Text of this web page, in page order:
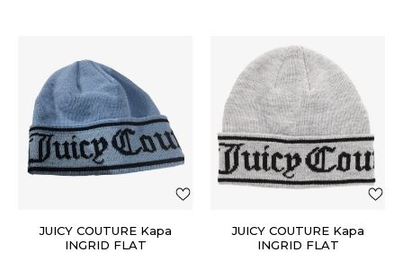
JUICY COUTURE Kapa
INGRID FLAT
JUICY COUTURE Kapa
INGRID FLAT